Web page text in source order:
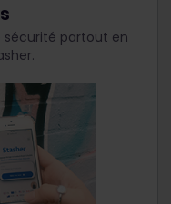
sécurité partout en